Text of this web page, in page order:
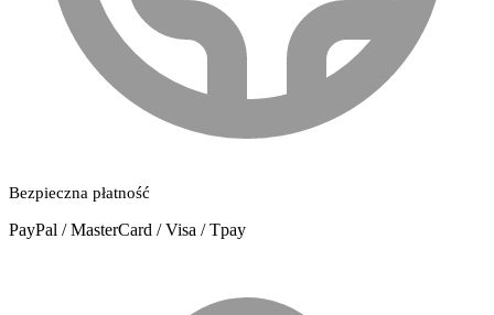
Bezpieczna płatność
PayPal / MasterCard / Visa / Tpay